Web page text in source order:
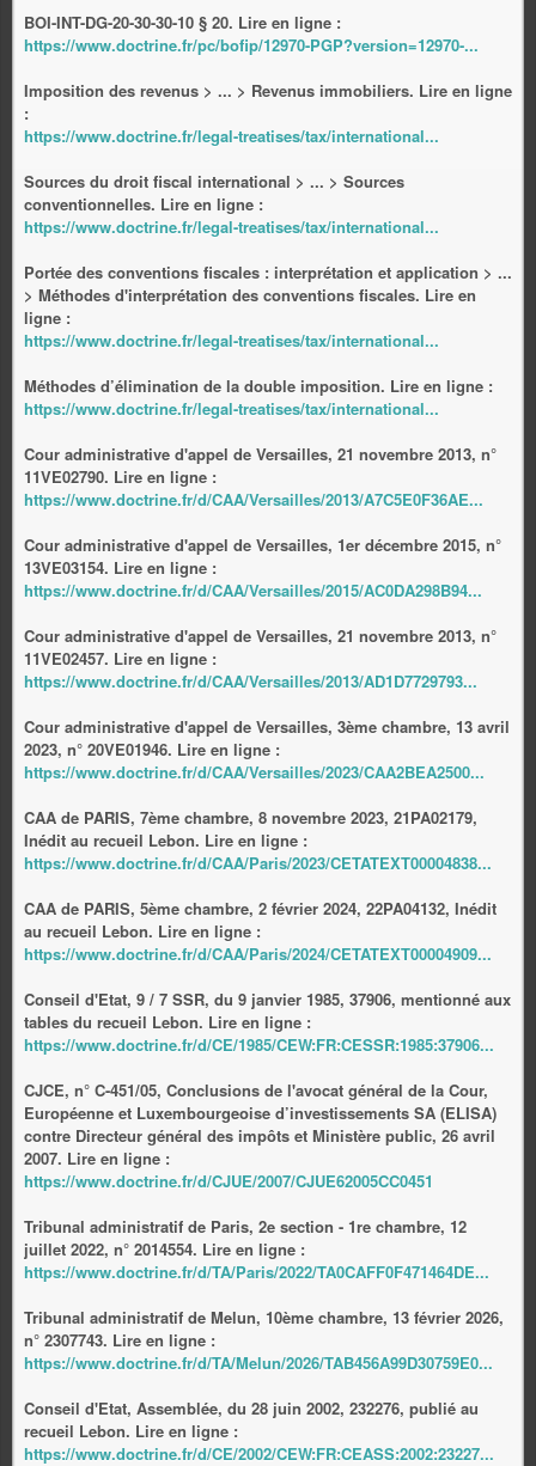
BOI-INT-DG-20-30-30-10 § 20. Lire en ligne :
https://www.doctrine.fr/pc/bofip/12970-PGP?version=12970-...
Imposition des revenus > ... > Revenus immobiliers. Lire en ligne
:
https://www.doctrine.fr/legal-treatises/tax/international...
Sources du droit fiscal international > ... > Sources
conventionnelles. Lire en ligne :
https://www.doctrine.fr/legal-treatises/tax/international...
Portée des conventions fiscales : interprétation et application > ...
> Méthodes d'interprétation des conventions fiscales. Lire en
ligne :
https://www.doctrine.fr/legal-treatises/tax/international...
Méthodes d’élimination de la double imposition. Lire en ligne :
https://www.doctrine.fr/legal-treatises/tax/international...
Cour administrative d'appel de Versailles, 21 novembre 2013, n°
11VE02790. Lire en ligne :
https://www.doctrine.fr/d/CAA/Versailles/2013/A7C5E0F36AE...
Cour administrative d'appel de Versailles, 1er décembre 2015, n°
13VE03154. Lire en ligne :
https://www.doctrine.fr/d/CAA/Versailles/2015/AC0DA298B94...
Cour administrative d'appel de Versailles, 21 novembre 2013, n°
11VE02457. Lire en ligne :
https://www.doctrine.fr/d/CAA/Versailles/2013/AD1D7729793...
Cour administrative d'appel de Versailles, 3ème chambre, 13 avril
2023, n° 20VE01946. Lire en ligne :
https://www.doctrine.fr/d/CAA/Versailles/2023/CAA2BEA2500...
CAA de PARIS, 7ème chambre, 8 novembre 2023, 21PA02179,
Inédit au recueil Lebon. Lire en ligne :
https://www.doctrine.fr/d/CAA/Paris/2023/CETATEXT00004838...
CAA de PARIS, 5ème chambre, 2 février 2024, 22PA04132, Inédit
au recueil Lebon. Lire en ligne :
https://www.doctrine.fr/d/CAA/Paris/2024/CETATEXT00004909...
Conseil d'Etat, 9 / 7 SSR, du 9 janvier 1985, 37906, mentionné aux
tables du recueil Lebon. Lire en ligne :
https://www.doctrine.fr/d/CE/1985/CEW:FR:CESSR:1985:37906...
CJCE, n° C-451/05, Conclusions de l'avocat général de la Cour,
Européenne et Luxembourgeoise d’investissements SA (ELISA)
contre Directeur général des impôts et Ministère public, 26 avril
2007. Lire en ligne :
https://www.doctrine.fr/d/CJUE/2007/CJUE62005CC0451
Tribunal administratif de Paris, 2e section - 1re chambre, 12
juillet 2022, n° 2014554. Lire en ligne :
https://www.doctrine.fr/d/TA/Paris/2022/TA0CAFF0F471464DE...
Tribunal administratif de Melun, 10ème chambre, 13 février 2026,
n° 2307743. Lire en ligne :
https://www.doctrine.fr/d/TA/Melun/2026/TAB456A99D30759E0...
Conseil d'Etat, Assemblée, du 28 juin 2002, 232276, publié au
recueil Lebon. Lire en ligne :
https://www.doctrine.fr/d/CE/2002/CEW:FR:CEASS:2002:23227...